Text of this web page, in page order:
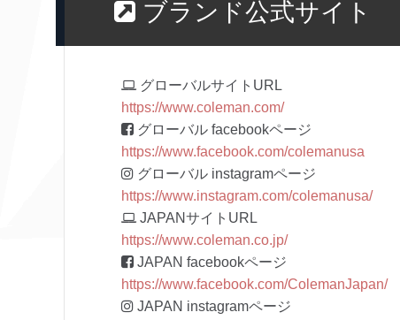
ブランド公式サイト
グローバルサイトURL
https://www.coleman.com/
グローバル facebookページ
https://www.facebook.com/colemanusa
グローバル instagramページ
https://www.instagram.com/colemanusa/
JAPANサイトURL
https://www.coleman.co.jp/
JAPAN facebookページ
https://www.facebook.com/ColemanJapan/
JAPAN instagramページ